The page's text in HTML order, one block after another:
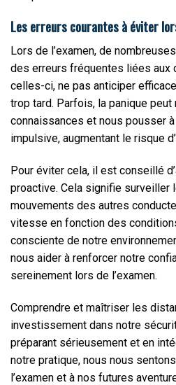
Les erreurs courantes à éviter
Lors de l’examen, de
des erreurs fréquentes liées aux
celles-ci, ne pas anticiper
trop tard. Parfois, la panique
connaissances et nous pousser
impulsive, augmentant le risque
Pour éviter cela, il est conseillé
proactive. Cela signifie surveiller
mouvements des autres
vitesse en fonction des
consciente de notre
nous aider à renforcer notre
sereinement lors de l’examen.
Comprendre et maîtriser les
investissement dans notre
préparant sérieusement et en
notre pratique, nous nous
l’examen et à nos futures